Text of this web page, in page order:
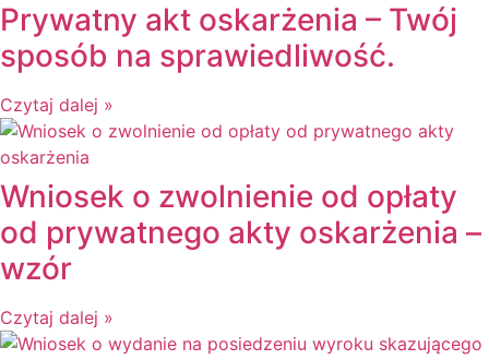
Prywatny akt oskarżenia – Twój
sposób na sprawiedliwość.
Czytaj dalej »
Wniosek o zwolnienie od opłaty
od prywatnego akty oskarżenia –
wzór
Czytaj dalej »